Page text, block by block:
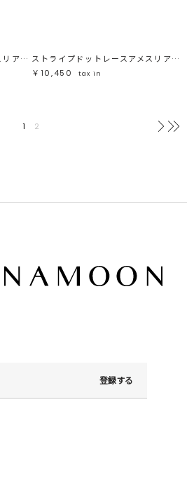
ストライプドットレースアメスリアシメブラウス
ストライプドットレースアメスリアシメブラウス
￥10,450
tax in
1 2 次へ
登録する